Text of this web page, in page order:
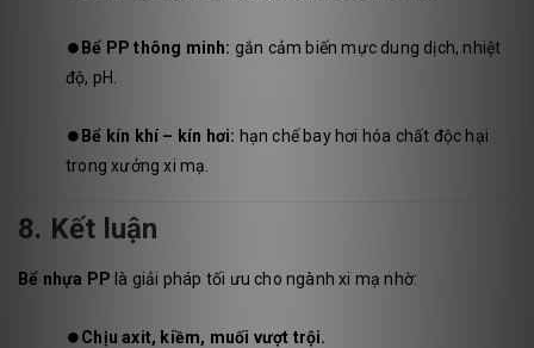
⏺️ Bể PP thông minh: gắn cảm biến mực dung dịch, nhiệt
độ, pH.
⏺️ Bể kín khí – kín hơi: hạn chế bay hơi hóa chất độc hại
trong xưởng xi mạ.
8. Kết luận
Bể nhựa PP là giải pháp tối ưu cho ngành xi mạ nhờ:
⏺️Chịu axit, kiềm, muối vượt trội.